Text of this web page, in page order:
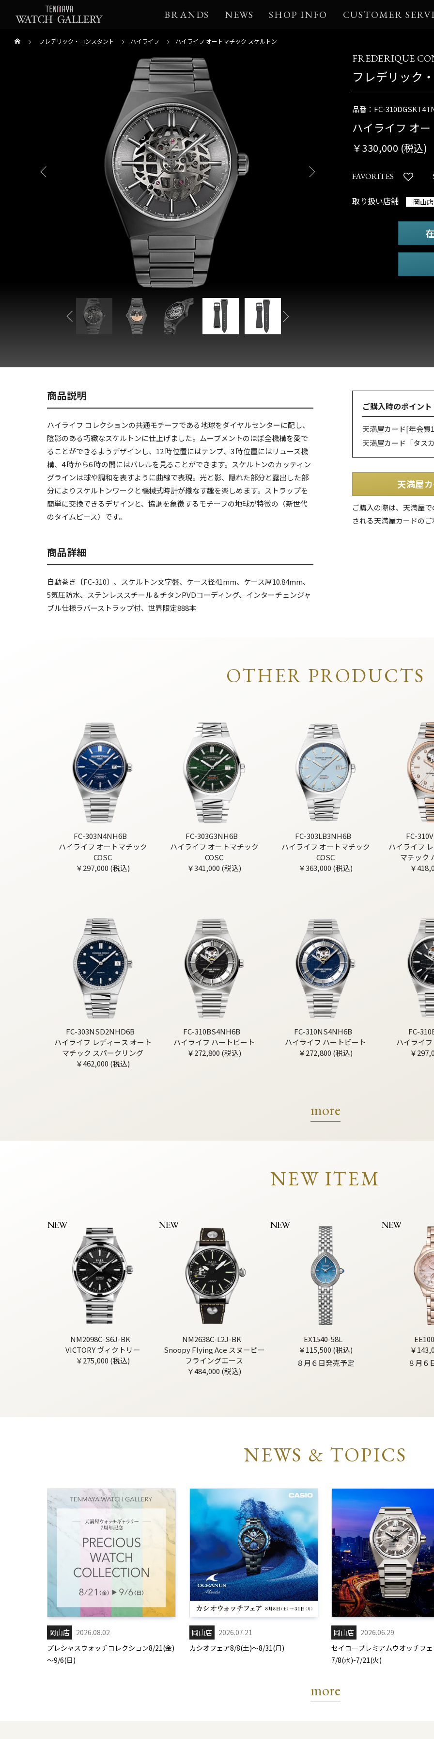
BRANDS NEWS SHOP INFO CUSTOMER
フレデリック・コンスタント ハイライフ ハイライフ オートマチック スケルトン
FREDERIQUE
フレデリック
品番：FC-
ハイライフ オ
￥330,000 (税込)
FAVORITES
取り扱い店舗 岡山店
商品説明
ハイライフ コレクションの共通モチーフである地球をダイヤルセンターに配し、
陰影のある巧緻なスケルトンに仕上げました。ムーブメントのほぼ全機構を愛で
ることができるようデザインし、12 時位置にはテンプ、3 時位置にはリューズ機
構、4 時から6 時の間にはバレルを見ることができます。スケルトンのカッティン
グラインは球や調和を表すように曲線で表現。光と影、隠れた部分と露出した部
分によりスケルトンワークと機械式時計が織なす趣を楽しめます。ストラップを
簡単に交換できるデザインと、協調を象徴するモチーフの地球が特徴の〈新世代
のタイムピース〉です。
商品詳細
自動巻き〔FC-310〕、スケルトン文字盤、ケース径41mm、ケース厚10.84mm、
5気圧防水、ステンレススチール＆チタンPVDコーディング、インターチェンジャ
ブル仕様ラバーストラップ付、世界限定888本
ご購入時のポイント
天満屋カード[年会費
天満屋カード「タス
天満屋
ご購入の際は、天満屋
される天満屋カードの
OTHER PRODUCTS
FC-303N4NH6B
ハイライフ オートマチック
COSC
￥297,000 (税込)
FC-303G3NH6B
ハイライフ オートマチック
COSC
￥341,000 (税込)
FC-303LB3NH6B
ハイライフ オートマチック
COSC
￥363,000 (税込)
FC-
ハイライフ
マチック
￥
FC-303NSD2NHD6B
ハイライフ レディース オート
マチック スパークリング
￥462,000 (税込)
FC-310BS4NH6B
ハイライフ ハートビート
￥272,800 (税込)
FC-310NS4NH6B
ハイライフ ハートビート
￥272,800 (税込)
FC-
ハイライ
￥
more
NEW ITEM
NEW
NM2098C-S6J-BK
VICTORY ヴィクトリー
￥275,000 (税込)
NEW
NM2638C-L2J-BK
Snoopy Flying Ace スヌーピー
フライングエース
￥484,000 (税込)
NEW
EX1540-58L
￥115,500 (税込)
８月６日発売予定
NEW
￥
８月６
NEWS & TOPICS
岡山店
2026.08.02
プレシャスウォッチコレクション8/21(金)
～9/6(日)
岡山店
2026.07.21
カシオフェア8/8(土)～8/31(月)
岡山店
2026.06.29
セイコープレミアムウオッチフ
7/8(水)-7/21(火)
more